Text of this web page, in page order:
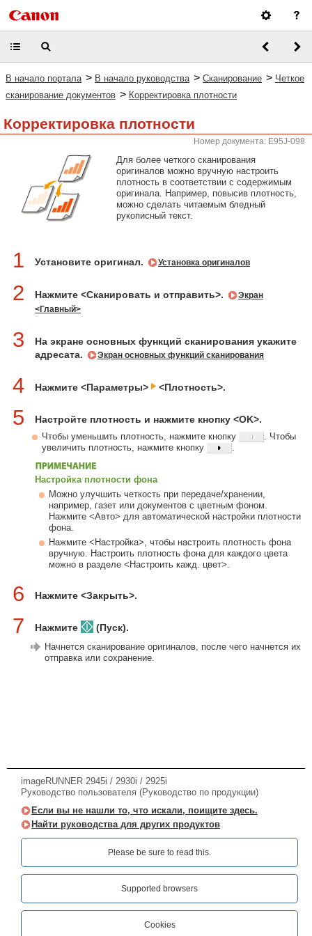
В начало портала > В начало руководства > Сканирование > Четкое
сканирование документов > Корректировка плотности
Корректировка плотности
Номер документа: E95J-098
Для более четкого сканирования
оригиналов можно вручную настроить
плотность в соответствии с содержимым
оригинала. Например, повысив плотность,
можно сделать читаемым бледный
рукописный текст.
1 Установите оригинал. Установка оригиналов
2 Нажмите <Сканировать и отправить>.
Экран
<Главный>
3
На экране основных функций сканирования укажите
адресата.
Экран основных функций сканирования
4 Нажмите <Параметры> <Плотность>.
5 Настройте плотность и нажмите кнопку <OK>.
Чтобы уменьшить плотность, нажмите кнопку
. Чтобы
увеличить плотность, нажмите кнопку
.
Настройка плотности фона
Можно улучшить четкость при передаче/хранении,
например, газет или документов с цветным фоном.
Нажмите <Авто> для автоматической настройки плотности
фона.
Нажмите <Настройка>, чтобы настроить плотность фона
вручную. Настроить плотность фона для каждого цвета
можно в разделе <Настроить кажд. цвет>.
6 Нажмите <Закрыть>.
7 Нажмите (Пуск).
Начнется сканирование оригиналов, после чего начнется их
отправка или сохранение.
imageRUNNER 2945i / 2930i / 2925i
Руководство пользователя (Руководство по продукции)
Если вы не нашли то, что искали, поищите здесь.
Найти руководства для других продуктов
Please be sure to read this.‎
Supported browsers
Cookies